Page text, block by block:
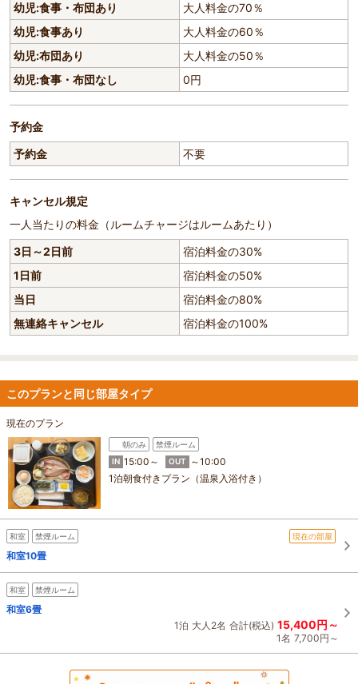
幼児:食事・布団あり
大人料金の70％
幼児:食事あり
大人料金の60％
幼児:布団あり
大人料金の50％
幼児:食事・布団なし
0円
予約金
予約金
不要
キャンセル規定
一人当たりの料金（ルームチャージはルームあたり）
3日～2日前
宿泊料金の30%
1日前
宿泊料金の50%
当日
宿泊料金の80%
無連絡キャンセル
宿泊料金の100%
このプランと同じ部屋タイプ
現在のプラン
朝のみ
禁煙ルーム
IN 15:00～ OUT
～10:00
1泊朝食付きプラン（温泉入浴付き）
和室 禁煙ルーム 現在の部屋
和室10畳
和室 禁煙ルーム
和室6畳
1泊 大人2名 合計(税込) 15,400円～
1名 7,700円～